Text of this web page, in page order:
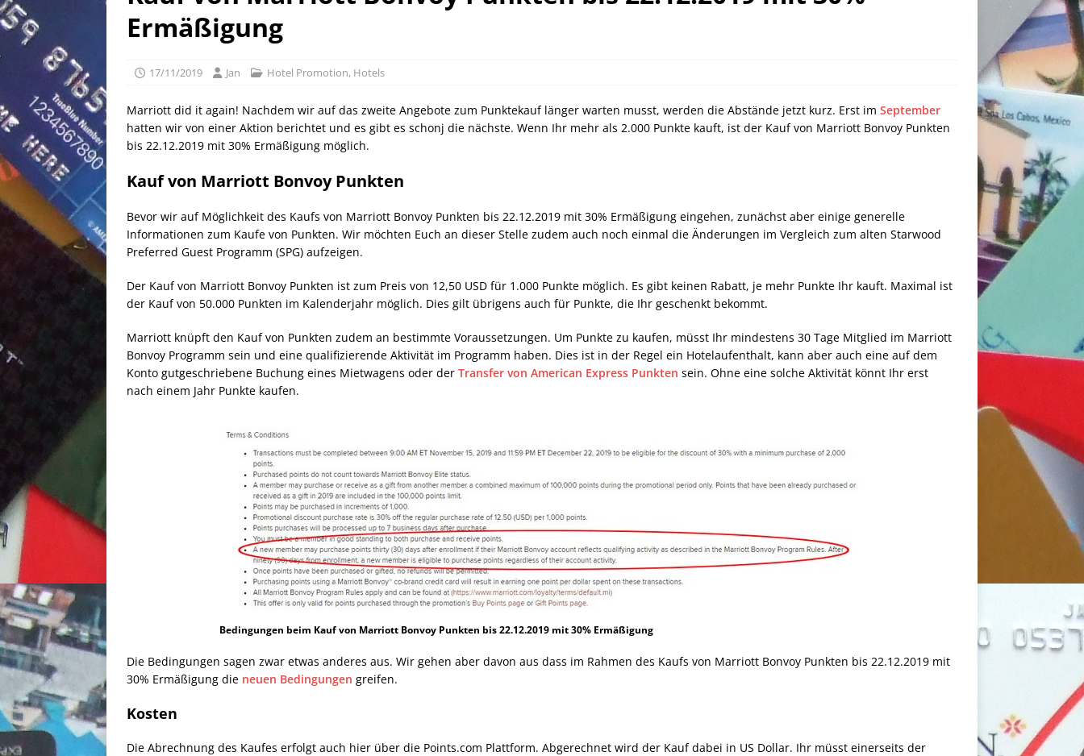
Anpassung World of Hyatt Award Kategorien zum 20.05.2026
[ 04/04/2026 ]
[ 21/05/2026 ]
Ermäßigung
17/11/2019 Jan Hotel Promotion, Hotels
Marriott did it again! Nachdem wir auf das zweite Angebote zum Punktekauf länger warten musst, werden die Abstände jetzt kurz. Erst im September
hatten wir von einer Aktion berichtet und es gibt es schonj die nächste. Wenn Ihr mehr als 2.000 Punkte kauft, ist der Kauf von Marriott Bonvoy Punkten
bis 22.12.2019 mit 30% Ermäßigung möglich.
Kauf von Marriott Bonvoy Punkten
Bevor wir auf Möglichkeit des Kaufs von Marriott Bonvoy Punkten bis 22.12.2019 mit 30% Ermäßigung eingehen, zunächst aber einige generelle
Informationen zum Kaufe von Punkten. Wir möchten Euch an dieser Stelle zudem auch noch einmal die Änderungen im Vergleich zum alten Starwood
Preferred Guest Programm (SPG) aufzeigen.
Der Kauf von Marriott Bonvoy Punkten ist zum Preis von 12,50 USD für 1.000 Punkte möglich. Es gibt keinen Rabatt, je mehr Punkte Ihr kauft. Maximal ist
der Kauf von 50.000 Punkten im Kalenderjahr möglich. Dies gilt übrigens auch für Punkte, die Ihr geschenkt bekommt.
Marriott knüpft den Kauf von Punkten zudem an bestimmte Voraussetzungen. Um Punkte zu kaufen, müsst Ihr mindestens 30 Tage Mitglied im Marriott
Bonvoy Programm sein und eine qualifizierende Aktivität im Programm haben. Dies ist in der Regel ein Hotelaufenthalt, kann aber auch eine auf dem
Konto gutgeschriebene Buchung eines Mietwagens oder der Transfer von American Express Punkten sein. Ohne eine solche Aktivität könnt Ihr erst
nach einem Jahr Punkte kaufen.
Bedingungen beim Kauf von Marriott Bonvoy Punkten bis 22.12.2019 mit 30% Ermäßigung
Die Bedingungen sagen zwar etwas anderes aus. Wir gehen aber davon aus dass im Rahmen des Kaufs von Marriott Bonvoy Punkten bis 22.12.2019 mit
30% Ermäßigung die neuen Bedingungen greifen.
Kosten
Die Abrechnung des Kaufes erfolgt auch hier über die Points.com Plattform. Abgerechnet wird der Kauf dabei in US Dollar. Ihr müsst einerseits der